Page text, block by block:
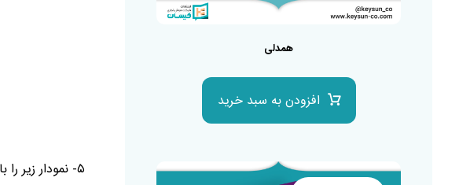
۵- نمودار زیر را باید مشاهده کنید، پینت موجود در نمودار ناهنجاری شناسایی شده را با حساسیت ۷۰٪ نشان می‌دهد.
همدلی
افزودن به سبد خرید